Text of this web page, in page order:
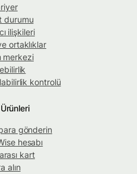
durumu
ilişkileri
ortaklıklar
merkezi
kontrolü
gönderin
hesabı
kart
alın